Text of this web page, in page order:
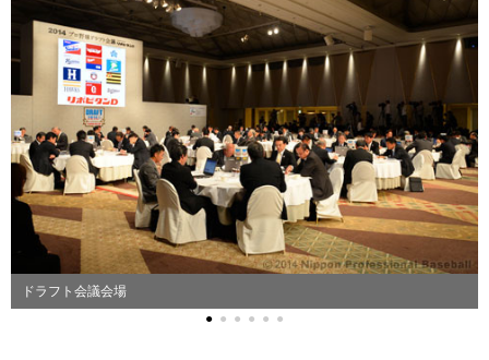
ドラフト会議会場
● ● ● ● ● ●